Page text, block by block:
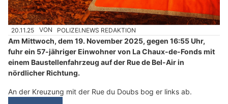
20.11.25 VON POLIZEI.NEWS REDAKTION
Am Mittwoch, dem 19. November 2025, gegen 16:55 Uhr,
fuhr ein 57-jähriger Einwohner von La Chaux-de-Fonds mit
einem Baustellenfahrzeug auf der Rue de Bel-Air in
nördlicher Richtung.
An der Kreuzung mit der Rue du Doubs bog er links ab.